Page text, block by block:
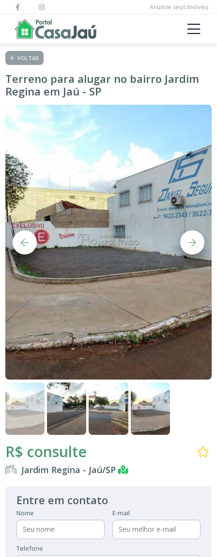
Anuncie seus Imóveis
VOLTAR
Terreno para alugar no bairro Jardim
Regina em Jaú - SP
R$ consulte
Jardim Regina - Jaú/SP
Entre em contato
Nome E-mail
Telefone